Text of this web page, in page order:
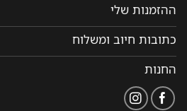
ההזמנות שלי
כתובות חיוב ומשלוח
החנות